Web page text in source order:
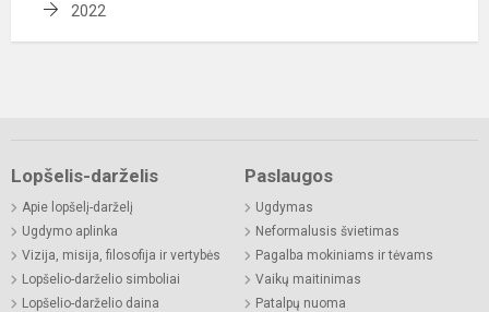
2022
Lopšelis-darželis
Apie lopšelį-darželį
Ugdymo aplinka
Vizija, misija, filosofija ir vertybės
Lopšelio-darželio simboliai
Lopšelio-darželio daina
Paslaugos
Ugdymas
Neformalusis švietimas
Pagalba mokiniams ir tėvams
Vaikų maitinimas
Patalpų nuoma